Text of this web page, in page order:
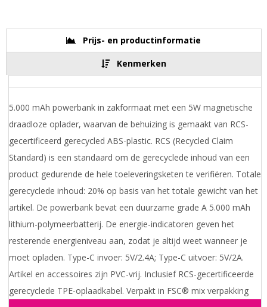
Prijs- en productinformatie
Kenmerken
5.000 mAh powerbank in zakformaat met een 5W magnetische
draadloze oplader, waarvan de behuizing is gemaakt van RCS-
gecertificeerd gerecycled ABS-plastic. RCS (Recycled Claim
Standard) is een standaard om de gerecyclede inhoud van een
product gedurende de hele toeleveringsketen te verifiëren. Totale
gerecyclede inhoud: 20% op basis van het totale gewicht van het
artikel. De powerbank bevat een duurzame grade A 5.000 mAh
lithium-polymeerbatterij. De energie-indicatoren geven het
resterende energieniveau aan, zodat je altijd weet wanneer je
moet opladen. Type-C invoer: 5V/2.4A; Type-C uitvoer: 5V/2A.
Artikel en accessoires zijn PVC-vrij. Inclusief RCS-gecertificeerde
gerecyclede TPE-oplaadkabel. Verpakt in FSC® mix verpakking